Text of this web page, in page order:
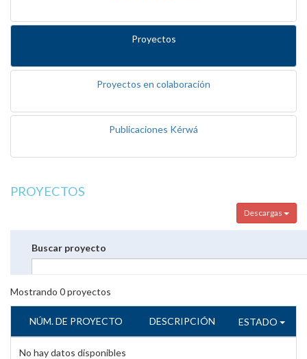
Proyectos
Proyectos en colaboración
Publicaciones Kérwá
PROYECTOS
Descargas
Buscar proyecto
Mostrando 0proyectos
NÚM. DE PROYECTO DESCRIPCIÓN ESTADO
No hay datos disponibles